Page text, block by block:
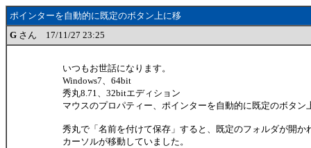
ポインターを自動的に既定のボタン上に移
G さん 17/11/27 23:25
いつもお世話になります。
Windows7、64bit
秀丸8.71、32bitエディション
マウスのプロパティー、ポインターを自動的に既定のボタン
秀丸で「名前を付けて保存」すると、既定のフォルダが開か
カーソルが移動していました。